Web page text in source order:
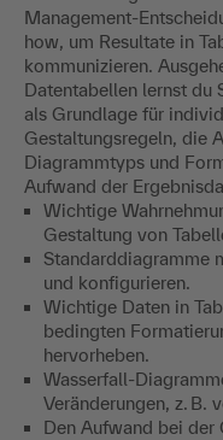
Management-
how, um Resultate in
kommunizieren.
Datentabellen lernst du
als Grundlage für
Gestaltungsregeln, die
Diagrammtyps und
Aufwand der
Wichtige
Gestaltung von
Standarddiagramme
und konfigurieren.
Wichtige Daten in
bedingten
hervorheben.
Wasserfall-
Veränderungen, z. B.
Den Aufwand bei